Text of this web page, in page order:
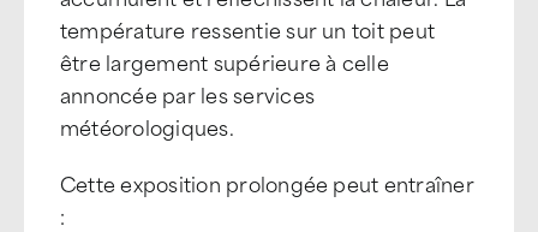
température ressentie sur un toit peut
être largement supérieure à celle
annoncée par les services
météorologiques.
Cette exposition prolongée peut entraîner
: